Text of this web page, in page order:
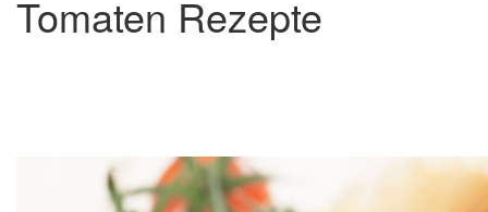
Tomaten Rezepte